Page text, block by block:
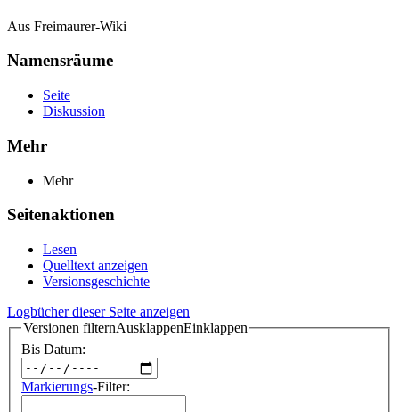
Aus Freimaurer-Wiki
Namensräume
Seite
Diskussion
Mehr
Mehr
Seitenaktionen
Lesen
Quelltext anzeigen
Versionsgeschichte
Logbücher dieser Seite anzeigen
Versionen filternAusklappenEinklappen
Bis Datum:
Markierungs-Filter: